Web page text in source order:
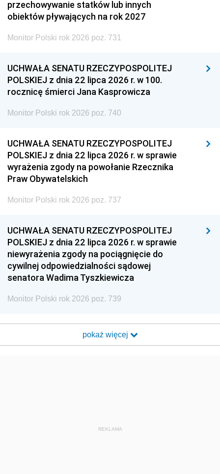
przechowywanie statków lub innych
obiektów pływających na rok 2027
Monitor Polski rok 2026 poz. 731
UCHWAŁA SENATU RZECZYPOSPOLITEJ
POLSKIEJ z dnia 22 lipca 2026 r. w 100.
rocznicę śmierci Jana Kasprowicza
Monitor Polski rok 2026 poz. 740
UCHWAŁA SENATU RZECZYPOSPOLITEJ
POLSKIEJ z dnia 22 lipca 2026 r. w sprawie
wyrażenia zgody na powołanie Rzecznika
Praw Obywatelskich
Monitor Polski rok 2026 poz. 737
UCHWAŁA SENATU RZECZYPOSPOLITEJ
POLSKIEJ z dnia 22 lipca 2026 r. w sprawie
niewyrażenia zgody na pociągnięcie do
cywilnej odpowiedzialności sądowej
senatora Wadima Tyszkiewicza
Monitor Polski rok 2026 poz. 739
pokaż więcej
REKLAMA